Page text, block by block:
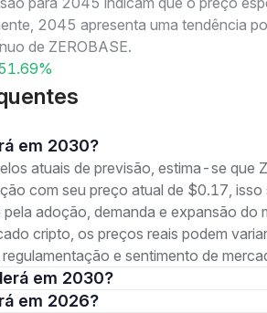
2045 apresenta uma tendência
de ZEROBASE.
em 2030?
atuais de previsão, estima-se que
com seu preço atual de $0.17,
adoção, demanda e expansão
cripto, os preços reais podem
e sentimento de
em 2030?
em 2026?